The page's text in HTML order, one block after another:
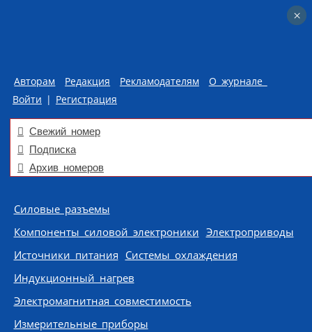
Авторам Редакция Рекламодателям
О журнале
Войти | Регистрация
Свежий номер
Подписка
Архив номеров
Skip to content
Силовые разъемы
Компоненты силовой электроники Электроприводы
Источники питания Системы охлаждения
Индукционный нагрев
Электромагнитная совместимость
Измерительные приборы
×
×